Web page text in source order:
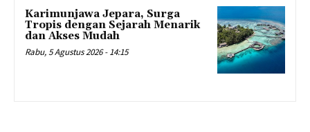
Karimunjawa Jepara, Surga
Tropis dengan Sejarah Menarik
dan Akses Mudah
Rabu, 5 Agustus 2026 - 14:15